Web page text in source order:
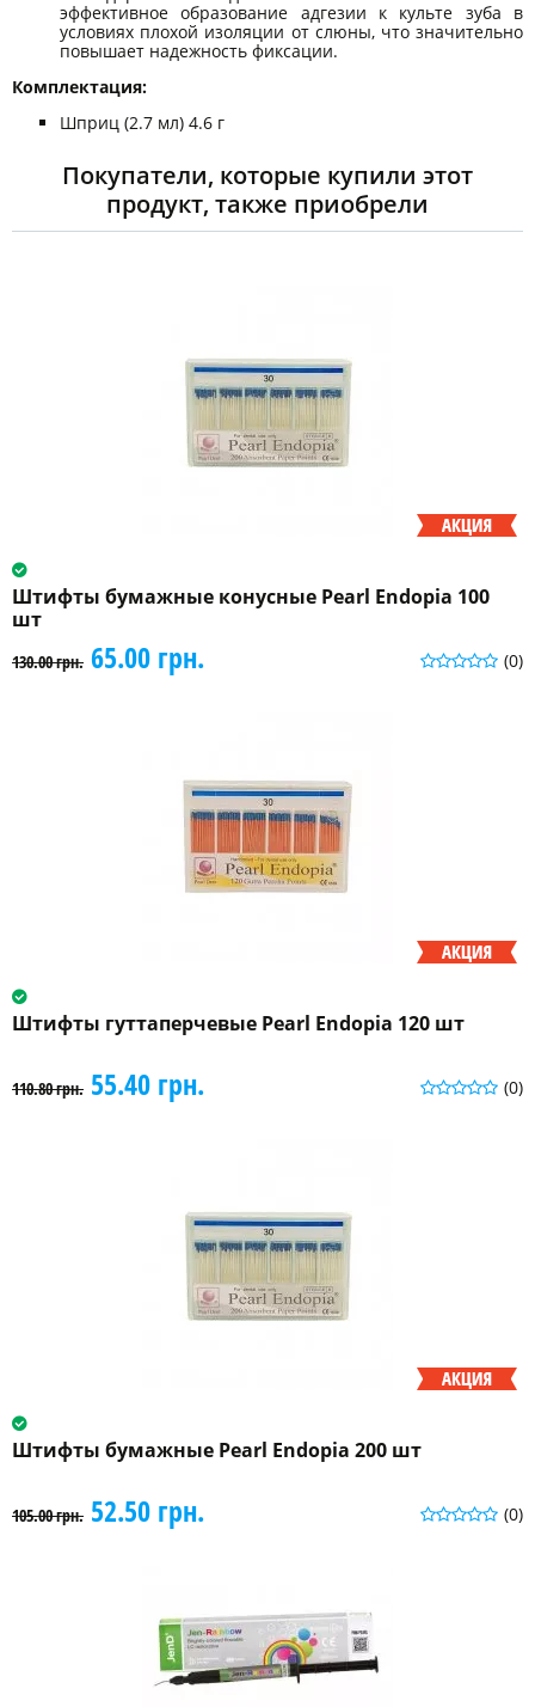
эффективное образование адгезии к культе зуба в
условиях плохой изоляции от слюны, что значительно
повышает надежность фиксации.
Комплектация:
Шприц (2.7 мл) 4.6 г
Покупатели, которые купили этот
продукт, также приобрели
Штифты бумажные конусные Pearl Endopia 100
шт
(0)
130.00 грн. 65.00 грн.
Штифты гуттаперчевые Pearl Endopia 120 шт
(0)
110.80 грн. 55.40 грн.
Штифты бумажные Pearl Endopia 200 шт
(0)
105.00 грн. 52.50 грн.